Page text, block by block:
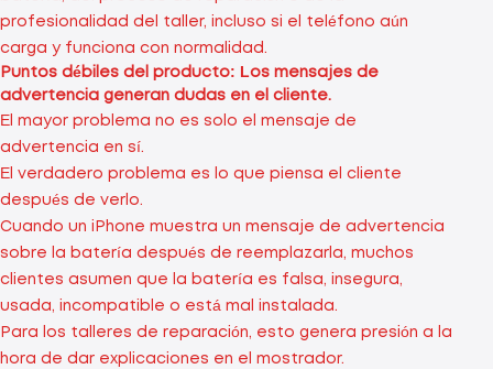
profesionalidad del taller, incluso si el teléfono aún
carga y funciona con normalidad.
Puntos débiles del producto: Los mensajes de
advertencia generan dudas en el cliente.
El mayor problema no es solo el mensaje de
advertencia en sí.
El verdadero problema es lo que piensa el cliente
después de verlo.
Cuando un iPhone muestra un mensaje de advertencia
sobre la batería después de reemplazarla, muchos
clientes asumen que la batería es falsa, insegura,
usada, incompatible o está mal instalada.
Para los talleres de reparación, esto genera presión a la
hora de dar explicaciones en el mostrador.